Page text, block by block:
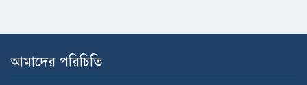
আমাদের পরিচিতি